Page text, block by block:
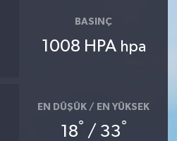
BASINÇ
1008 HPA hpa
EN DÜŞÜK / EN YÜKSEK
18° / 33°